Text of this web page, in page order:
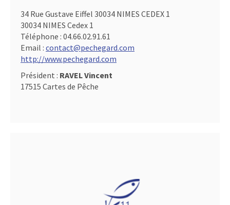
34 Rue Gustave Eiffel 30034 NIMES CEDEX 1
30034 NIMES Cedex 1
Téléphone : 04.66.02.91.61
Email : contact@pechegard.com
http://www.pechegard.com
Président : RAVEL Vincent
17515 Cartes de Pêche